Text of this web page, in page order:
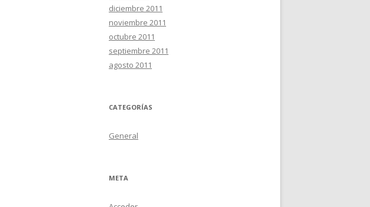
diciembre 2011
noviembre 2011
octubre 2011
septiembre 2011
agosto 2011
CATEGORÍAS
General
META